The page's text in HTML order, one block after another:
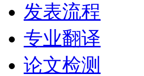
发表流程
专业翻译
论文检测